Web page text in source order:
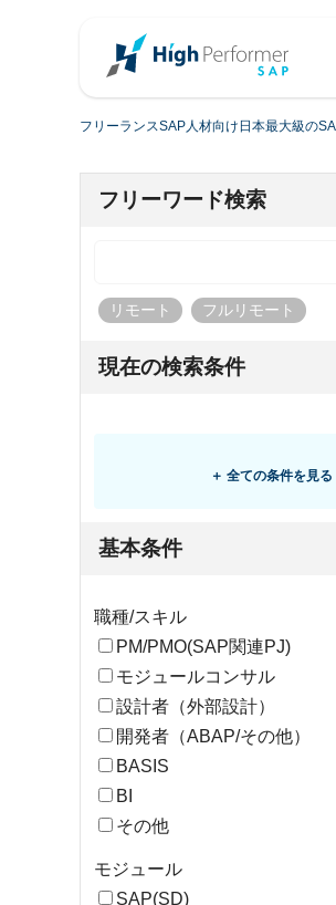
フリーランスSAP人材向け日本最大級の
フリーワード検索
リモート フルリモート
現在の検索条件
＋ 全ての条件を見る
基本条件
職種/スキル
PM/PMO(SAP関連PJ)
モジュールコンサル
設計者（外部設計）
開発者（ABAP/その他）
BASIS
BI
その他
モジュール
SAP(SD)